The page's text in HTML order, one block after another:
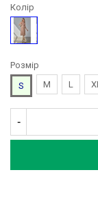
Колір
Бежевий
Розмір
S
M L
-